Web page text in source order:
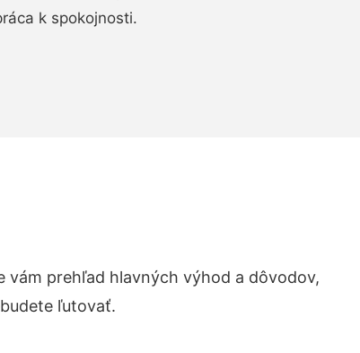
k spokojnosti.
prehľad hlavných výhod a dôvodov,
ľutovať.